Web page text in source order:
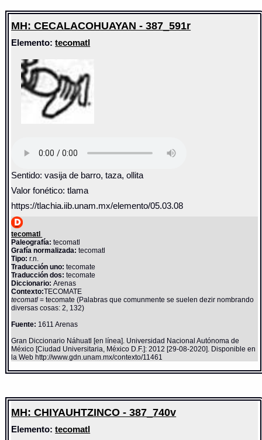
MH: CECALACOHUAYAN - 387_591r
Elemento:tecomatl
Sentido: vasija de barro, taza, ollita
Valor fonético: tlama
https://tlachia.iib.unam.mx/elemento/05.03.08
tecomatl
Paleografía: tecomatl
Grafía normalizada: tecomatl
Tipo: r.n.
Traducción uno: tecomate
Traducción dos: tecomate
Diccionario:Arenas
Contexto:TECOMATE
tecomatl= tecomate (Palabras que comunmente se suelen dezir nombrando
diversas cosas: 2, 132)
Fuente: 1611 Arenas
Gran Diccionario Náhuatl [en línea]. Universidad Nacional Autónoma de
México [Ciudad Universitaria, México D.F.]: 2012 [29-08-2020]. Disponible en
la Web http://www.gdn.unam.mx/contexto/11461
MH: CHIYAUHTZINCO - 387_740v
Elemento:tecomatl